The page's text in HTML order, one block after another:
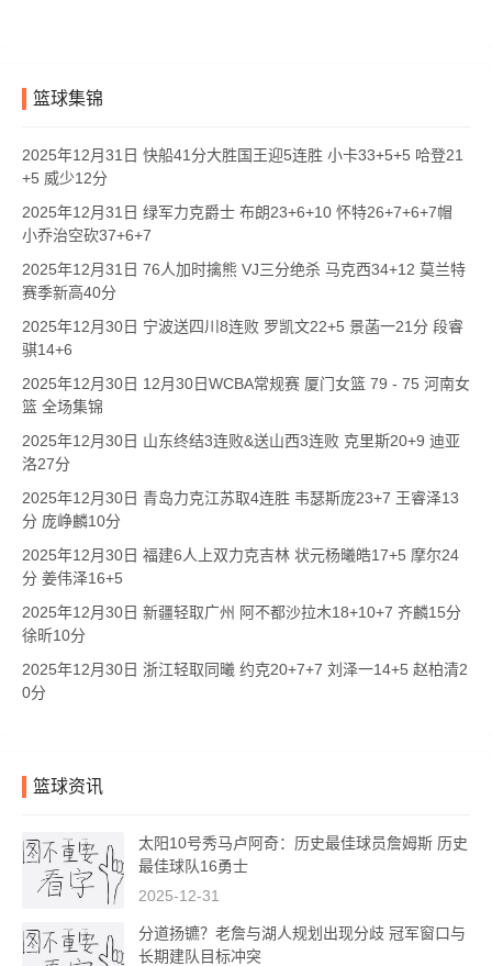
篮球集锦
2025年12月31日 快船41分大胜国王迎5连胜 小卡33+5+5 哈登21
+5 威少12分
2025年12月31日 绿军力克爵士 布朗23+6+10 怀特26+7+6+7帽
小乔治空砍37+6+7
2025年12月31日 76人加时擒熊 VJ三分绝杀 马克西34+12 莫兰特
赛季新高40分
2025年12月30日 宁波送四川8连败 罗凯文22+5 景菡一21分 段睿
骐14+6
2025年12月30日 12月30日WCBA常规赛 厦门女篮 79 - 75 河南女
篮 全场集锦
2025年12月30日 山东终结3连败&送山西3连败 克里斯20+9 迪亚
洛27分
2025年12月30日 青岛力克江苏取4连胜 韦瑟斯庞23+7 王睿泽13
分 庞峥麟10分
2025年12月30日 福建6人上双力克吉林 状元杨曦皓17+5 摩尔24
分 姜伟泽16+5
2025年12月30日 新疆轻取广州 阿不都沙拉木18+10+7 齐麟15分
徐昕10分
2025年12月30日 浙江轻取同曦 约克20+7+7 刘泽一14+5 赵柏清2
0分
篮球资讯
太阳10号秀马卢阿奇：历史最佳球员詹姆斯 历史
最佳球队16勇士
2025-12-31
分道扬镳？老詹与湖人规划出现分歧 冠军窗口与
长期建队目标冲突